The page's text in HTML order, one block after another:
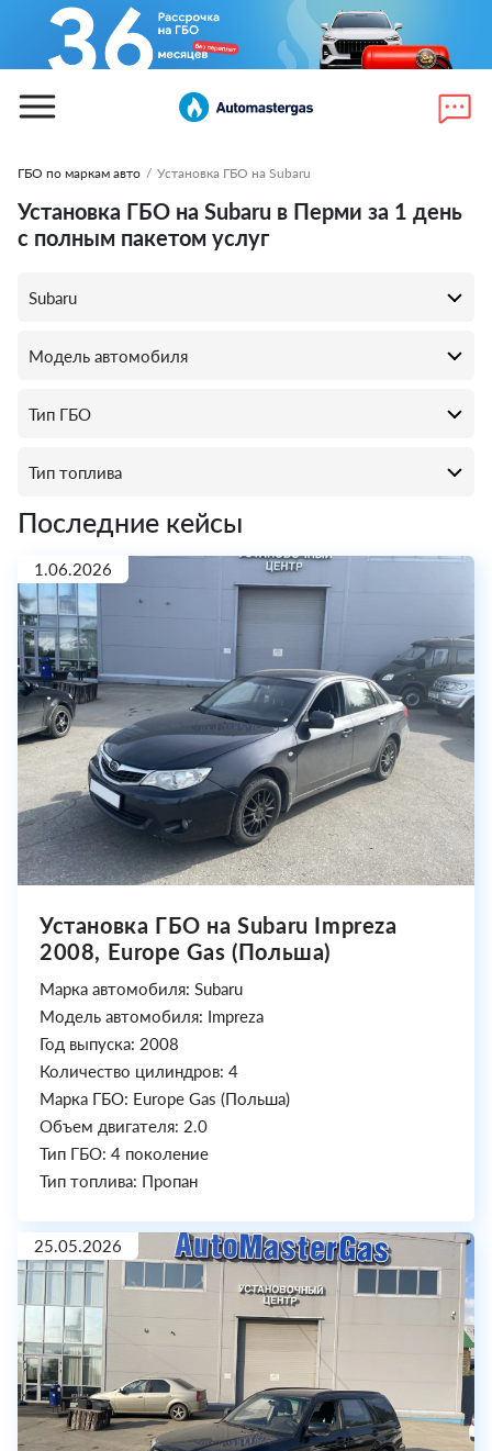
ГБО по маркам авто / Установка ГБО на Subaru
Установка ГБО на Subaru в Перми за 1 день
с полным пакетом услуг
Последние кейсы
1.06.2026
Установка ГБО на Subaru Impreza
2008, Europe Gas (Польша)
Марка автомобиля: Subaru
Модель автомобиля: Impreza
Год выпуска: 2008
Количество цилиндров: 4
Марка ГБО: Europe Gas (Польша)
Объем двигателя: 2.0
Тип ГБО: 4 поколение
Тип топлива: Пропан
25.05.2026